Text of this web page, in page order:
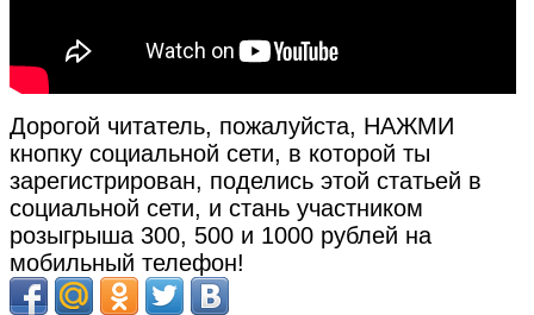
Дорогой читатель, пожалуйста, НАЖМИ
кнопку социальной сети, в которой ты
зарегистрирован, поделись этой статьей в
социальной сети, и стань участником
розыгрыша 300, 500 и 1000 рублей на
мобильный телефон!